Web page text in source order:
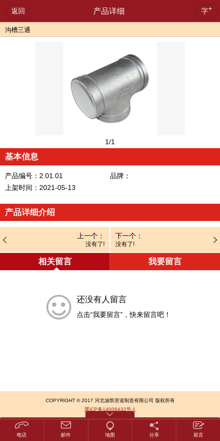
返回 产品详细 字+
沟槽三通
1/1
基本信息
产品编号：2.01.01
品牌：
上架时间：2021-05-13
产品详细介绍
上一个：
没有了!
下一个：
没有了!
相关留言 我要留言
还没有人留言
点击“我要留言”，快来留言吧！
COPYRIGHT © 2017 河北迪凯管道制造有限公司 版权所有
冀ICP备14006432号-1
电话 邮件 地图 分享 留言